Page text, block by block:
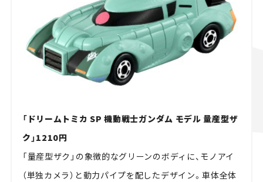
「ドリームトミカ SP 機動戦士ガンダム モデル 量産型ザ
ク」1210円
「量産型ザク」の象徴的なグリーンのボディに、モノアイ
（単独カメラ）と動力パイプを配したデザイン。車体全体